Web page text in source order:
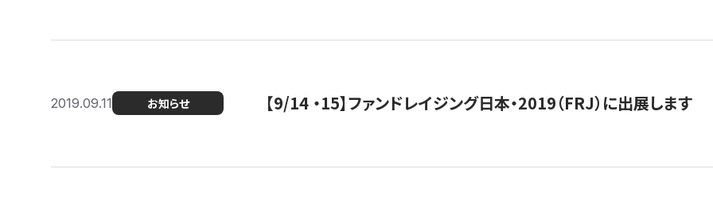
2019.09.11 お知らせ 【9/14 ・15】ファンドレイジング日本・2019（FRJ）に出展します